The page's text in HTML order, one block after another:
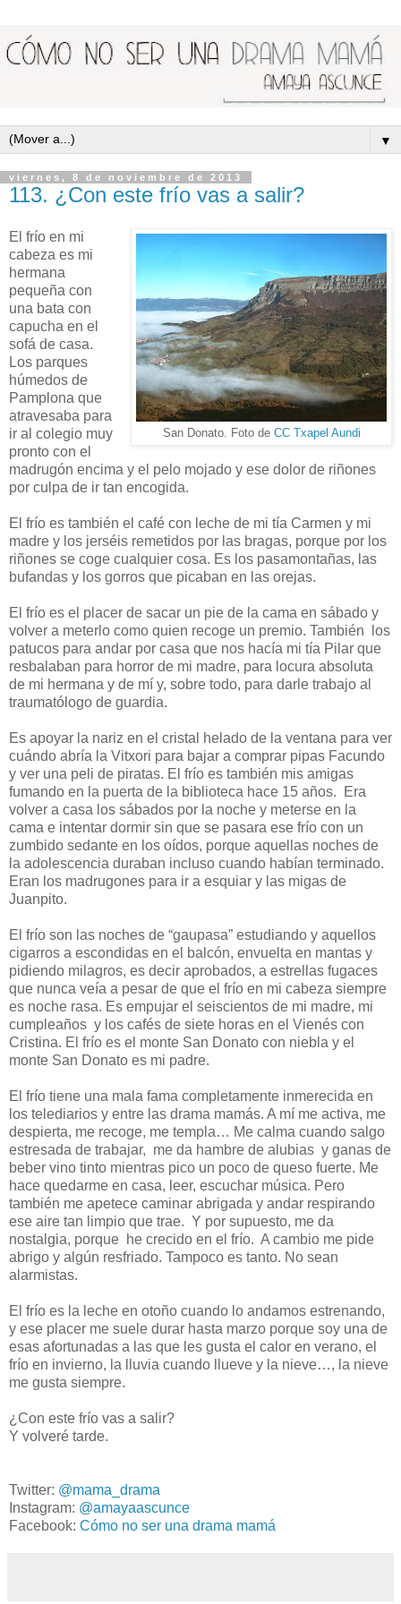
▼
viernes, 8 de noviembre de 2013
113. ¿Con este frío vas a salir?
San Donato. Foto de CC Txapel Aundi
El frío en mi
cabeza es mi
hermana
pequeña con
una bata con
capucha en el
sofá de casa.
Los parques
húmedos de
Pamplona que
atravesaba para
ir al colegio muy
pronto con el
madrugón encima y el pelo mojado y ese dolor de riñones
por culpa de ir tan encogida.
El frío es también el café con leche de mi tía Carmen y mi
madre y los jerséis remetidos por las bragas, porque por los
riñones se coge cualquier cosa. Es los pasamontañas, las
bufandas y los gorros que picaban en las orejas.
El frío es el placer de sacar un pie de la cama en sábado y
volver a meterlo como quien recoge un premio. También los
patucos para andar por casa que nos hacía mi tía Pilar que
resbalaban para horror de mi madre, para locura absoluta
de mi hermana y de mí y, sobre todo, para darle trabajo al
traumatólogo de guardia.
Es apoyar la nariz en el cristal helado de la ventana para ver
cuándo abría la Vitxori para bajar a comprar pipas Facundo
y ver una peli de piratas. El frío es también mis amigas
fumando en la puerta de la biblioteca hace 15 años. Era
volver a casa los sábados por la noche y meterse en la
cama e intentar dormir sin que se pasara ese frío con un
zumbido sedante en los oídos, porque aquellas noches de
la adolescencia duraban incluso cuando habían terminado.
Eran los madrugones para ir a esquiar y las migas de
Juanpito.
El frío son las noches de “gaupasa” estudiando y aquellos
cigarros a escondidas en el balcón, envuelta en mantas y
pidiendo milagros, es decir aprobados, a estrellas fugaces
que nunca veía a pesar de que el frío en mi cabeza siempre
es noche rasa. Es empujar el seiscientos de mi madre, mi
cumpleaños y los cafés de siete horas en el Vienés con
Cristina. El frío es el monte San Donato con niebla y el
monte San Donato es mi padre.
El frío tiene una mala fama completamente inmerecida en
los telediarios y entre las drama mamás. A mí me activa, me
despierta, me recoge, me templa… Me calma cuando salgo
estresada de trabajar, me da hambre de alubias y ganas de
beber vino tinto mientras pico un poco de queso fuerte. Me
hace quedarme en casa, leer, escuchar música. Pero
también me apetece caminar abrigada y andar respirando
ese aire tan limpio que trae. Y por supuesto, me da
nostalgia, porque he crecido en el frío. A cambio me pide
abrigo y algún resfriado. Tampoco es tanto. No sean
alarmistas.
El frío es la leche en otoño cuando lo andamos estrenando,
y ese placer me suele durar hasta marzo porque soy una de
esas afortunadas a las que les gusta el calor en verano, el
frío en invierno, la lluvia cuando llueve y la nieve…, la nieve
me gusta siempre.
¿Con este frío vas a salir?
Y volveré tarde.
Twitter: @mama_drama
Instagram: @amayaascunce
Facebook: Cómo no ser una drama mamá